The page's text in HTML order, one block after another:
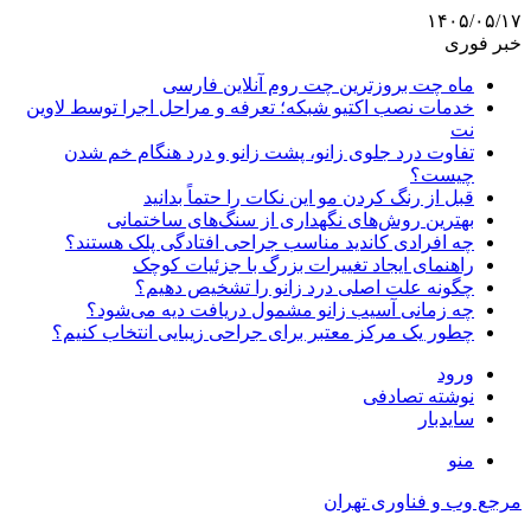
۱۴۰۵/۰۵/۱۷
خبر فوری
ماه چت بروزترین چت روم آنلاین فارسی
خدمات نصب اکتیو شبکه؛ تعرفه و مراحل اجرا توسط لاوین
نت
تفاوت درد جلوی زانو، پشت زانو و درد هنگام خم شدن
چیست؟
قبل از رنگ کردن مو این نکات را حتماً بدانید
بهترین روش‌های نگهداری از سنگ‌های ساختمانی
چه افرادی کاندید مناسب جراحی افتادگی پلک هستند؟
راهنمای ایجاد تغییرات بزرگ با جزئیات کوچک
چگونه علت اصلی درد زانو را تشخیص دهیم؟
چه زمانی آسیب زانو مشمول دریافت دیه می‌شود؟
چطور یک مرکز معتبر برای جراحی زیبایی انتخاب کنیم؟
ورود
نوشته تصادفی
سایدبار
منو
مرجع وب و فناوری تهران